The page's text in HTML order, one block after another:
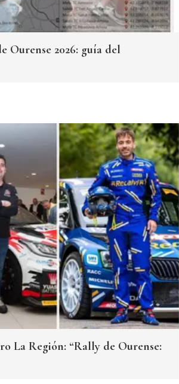
Ourense 2026: guía del
La Región: “Rally de Ourense: